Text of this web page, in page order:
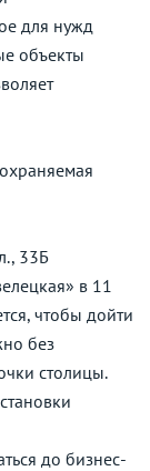
для нужд
объекты
33Б
в 11
чтобы дойти
без
столицы.
до бизнес-